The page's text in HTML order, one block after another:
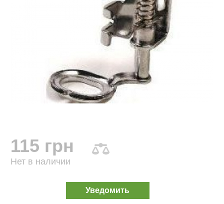
115 грн
Нет в наличии
Уведомить